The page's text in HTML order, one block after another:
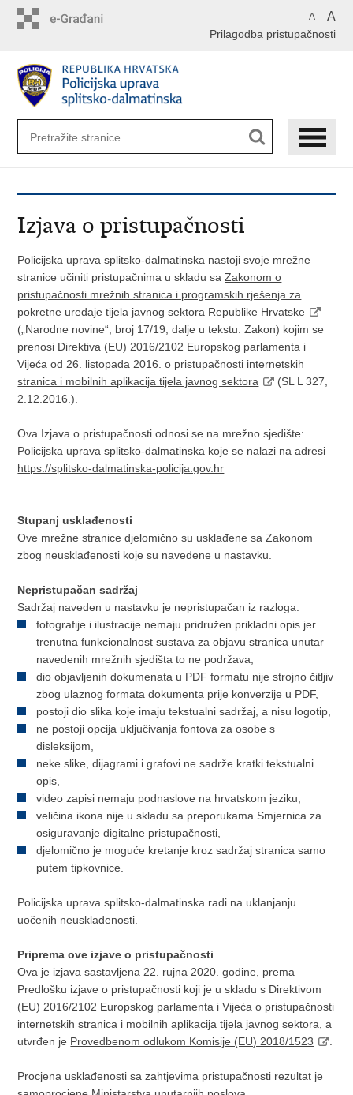
A A
Prilagodba pristupačnosti
Izjava o pristupačnosti
Policijska uprava splitsko-dalmatinska nastoji svoje mrežne
stranice učiniti pristupačnima u skladu saZakonom o
pristupačnosti mrežnih stranica i programskih rješenja za
pokretne uređaje tijela javnog sektora Republike Hrvatske
(„Narodne novine“, broj 17/19; dalje u tekstu: Zakon) kojim se
prenosi Direktiva (EU) 2016/2102 Europskog parlamenta i
Vijeća od 26. listopada 2016. o pristupačnosti internetskih
stranica i mobilnih aplikacija tijela javnog sektora
(SL L 327,
2.12.2016.).
Ova Izjava o pristupačnosti odnosi se na mrežno sjedište:
Policijska uprava splitsko-dalmatinska koje se nalazi na adresi
https://splitsko-dalmatinska-policija.gov.hr
Stupanj usklađenosti
Ove mrežne stranice djelomično su usklađene sa Zakonom
zbog neusklađenosti koje su navedene u nastavku.
Nepristupačan sadržaj
Sadržaj naveden u nastavku je nepristupačan iz razloga:
fotografije i ilustracije nemaju pridružen prikladni opis jer
trenutna funkcionalnost sustava za objavu stranica unutar
navedenih mrežnih sjedišta to ne podržava,
dio objavljenih dokumenata u PDF formatu nije strojno čitljiv
zbog ulaznog formata dokumenta prije konverzije u PDF,
postoji dio slika koje imaju tekstualni sadržaj, a nisu logotip,
ne postoji opcija uključivanja fontova za osobe s
disleksijom,
neke slike, dijagrami i grafovi ne sadrže kratki tekstualni
opis,
video zapisi nemaju podnaslove na hrvatskom jeziku,
veličina ikona nije u skladu sa preporukama Smjernica za
osiguravanje digitalne pristupačnosti,
djelomično je moguće kretanje kroz sadržaj stranica samo
putem tipkovnice.
Policijska uprava splitsko-dalmatinska radi na uklanjanju
uočenih neusklađenosti.
Priprema ove izjave o pristupačnosti
Ova je izjava sastavljena 22. rujna 2020. godine, prema
Predlošku izjave o pristupačnosti koji je u skladu s Direktivom
(EU) 2016/2102 Europskog parlamenta i Vijeća o pristupačnosti
internetskih stranica i mobilnih aplikacija tijela javnog sektora, a
utvrđen je Provedbenom odlukom Komisije (EU) 2018/1523
Procjena usklađenosti sa zahtjevima pristupačnosti rezultat je